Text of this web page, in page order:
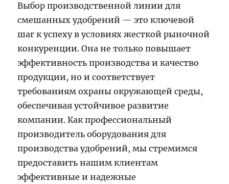
Выбор производственной линии для
смешанных удобрений — это ключевой
шаг к успеху в условиях жесткой рыночной
конкуренции. Она не только повышает
эффективность производства и качество
продукции, но и соответствует
требованиям охраны окружающей среды,
обеспечивая устойчивое развитие
компании. Как профессиональный
производитель оборудования для
производства удобрений, мы стремимся
предоставить нашим клиентам
эффективные и надежные